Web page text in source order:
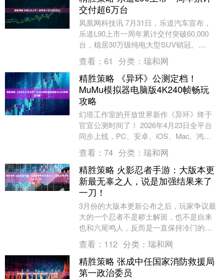
交付超6万台
凤凰网科技讯 7月31日，乐道汽车宣布，
乐道L90上市一周年累计交付突破60,000
台，稳居30万级纯电大型SUV销冠。....
查看： 61 分类： 瑞和网
精胜策略 《异环》公测定档！
MuMu模拟器电脑版4K240帧畅玩
攻略
幻塔工作室的开放世界新作《异环》终于
官宣公测时间了！ 2026年4月23日全平台
同步上线，PC、安卓、iOS、Mac、鸿蒙
和PS5六大平台一起冲！ 完美世界旗下....
查看： 74 分类： 瑞和网
精胜策略 火影忍者手游：大版本更
新最无辜之人，说是加强结果来了
一刀！
3月份的大版本更新公布之后，玩家争议最
大的一个忍者不是秽土解斑，也不是自来
也和六尾鸣人，反而是一直保持冷门的忍
战我爱罗。 如果说木叶创立斑的改动是体
验服反复多次....
查看： 112 分类： 瑞和网
精胜策略 张成中任国家消防救援局
第一政治委员